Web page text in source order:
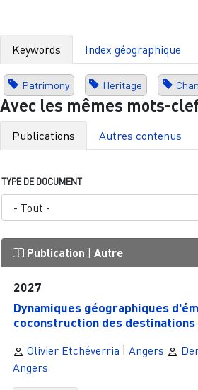
Keywords Index géographique
Patrimony Heritage
Avec les mêmes mots-
Publications Autres contenus
TYPE DE DOCUMENT
Publication | Autre
2027
Dynamiques géographiques
coconstruction des
Olivier Etchéverria Angers
Angers